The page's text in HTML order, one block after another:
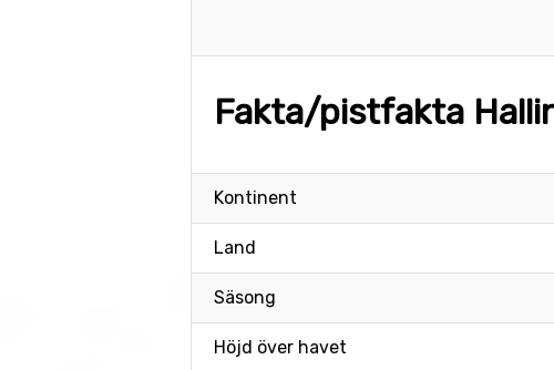
Fakta/pistfakta
Kontinent
Land
Säsong
Höjd över havet